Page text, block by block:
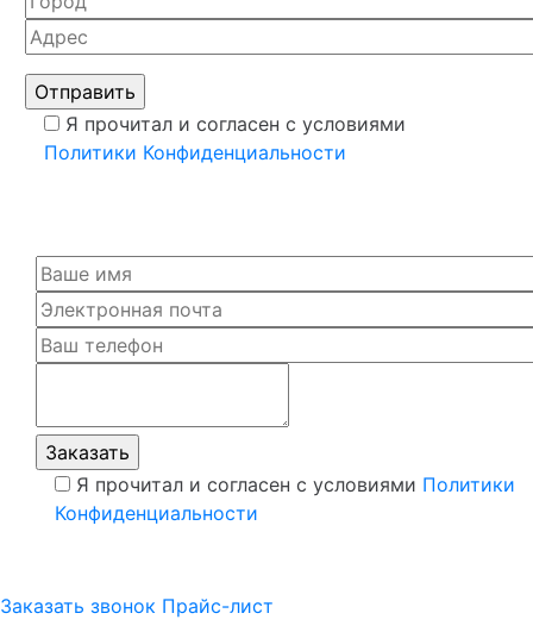
Я прочитал и согласен с условиями
Политики Конфиденциальности
Я прочитал и согласен с условиями Политики
Конфиденциальности
Заказать звонок Прайс-лист